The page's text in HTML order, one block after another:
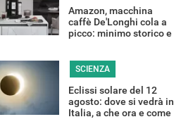
Amazon, macchina
caffè De'Longhi cola a
picco: minimo storico e
SCIENZA
Eclissi solare del 12
agosto: dove si vedrà in
Italia, a che ora e come